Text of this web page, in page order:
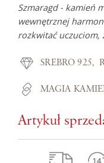
Szmaragd - kamień
wewnętrznej
rozkwitać uczuciom,
SREBRO 925
MAGIA
Artykuł